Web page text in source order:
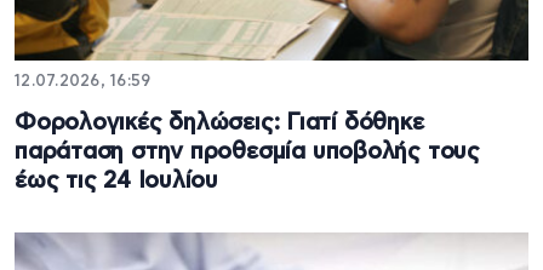
12.07.2026, 16:59
Φορολογικές δηλώσεις: Γιατί δόθηκε
παράταση στην προθεσμία υποβολής τους
έως τις 24 Ιουλίου